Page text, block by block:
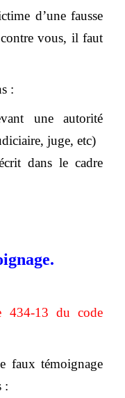
d’une fausse
vous, il faut
:
une autorité
juge, etc)
dans le cadre
434-13 du code
faux témoignage
: